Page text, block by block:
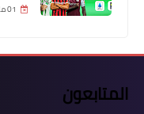
01 مارس 2025
المتابعون